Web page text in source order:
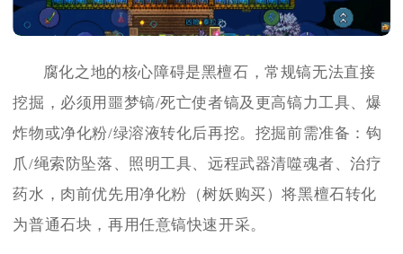
腐化之地的核心障碍是黑檀石，常规镐无法直接
挖掘，必须用噩梦镐/死亡使者镐及更高镐力工具、爆
炸物或净化粉/绿溶液转化后再挖。挖掘前需准备：钩
爪/绳索防坠落、照明工具、远程武器清噬魂者、治疗
药水，肉前优先用净化粉（树妖购买）将黑檀石转化
为普通石块，再用任意镐快速开采。